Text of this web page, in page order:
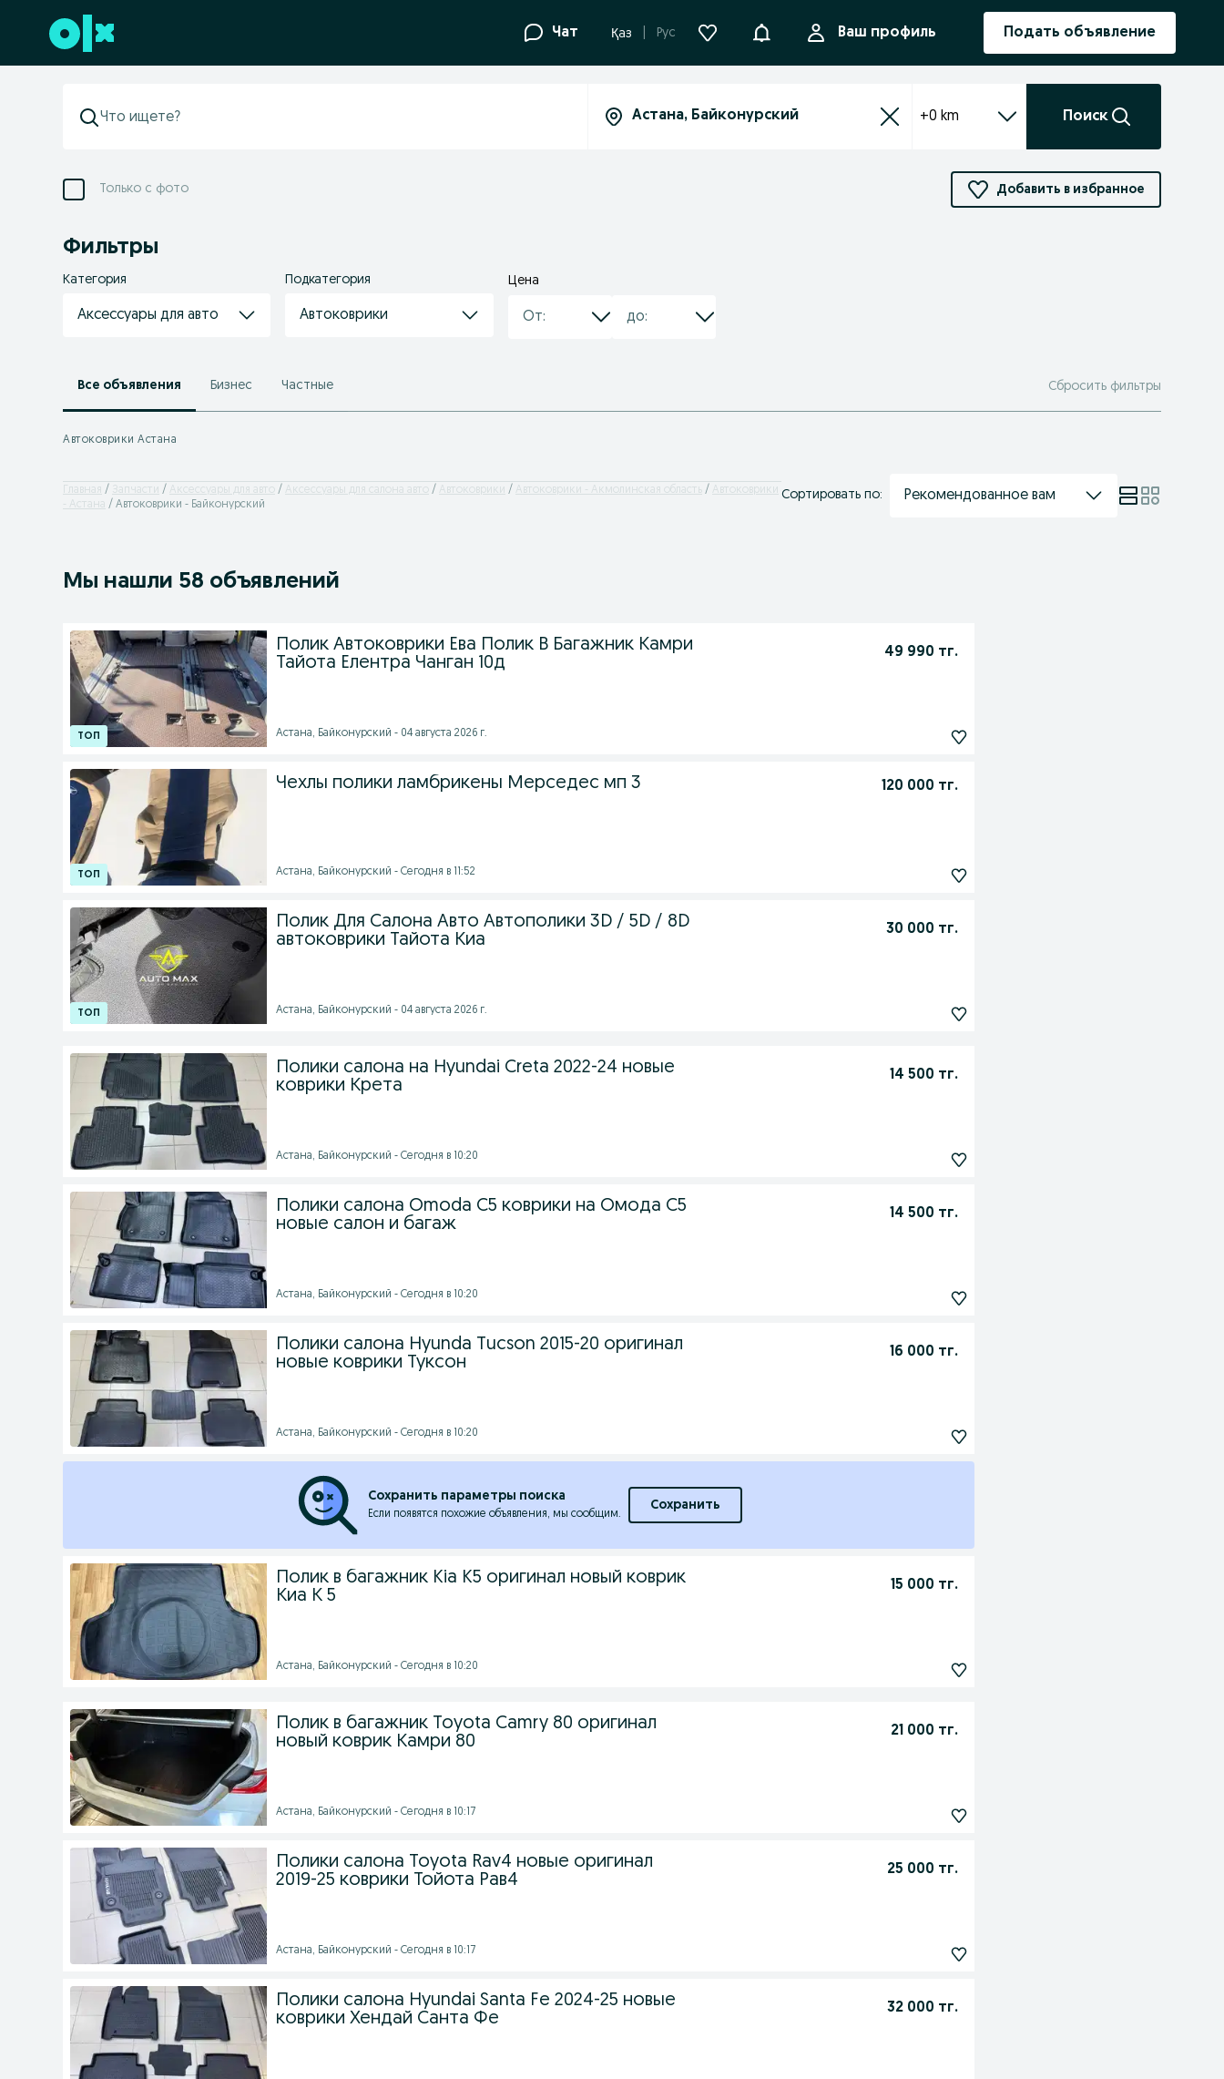
Перейти к нижнему колонтитулу Чат Қаз Рус УведомленияВаш профиль Подать объявление
+0 km Поиск
Только с фото Добавить в избранное
Фильтры
Категория
Аксессуары для авто
Подкатегория
Автоковрики
Цена
Все объявления Бизнес Частные Сбросить фильтры
Автоковрики Астана
Главная Запчасти Аксессуары для авто Аксессуары для салона авто Автоковрики Автоковрики - Акмолинская область
Автоковрики
- Астана
Автоковрики - Байконурский
Сортировать по: Рекомендованное вам
Мы нашли 58 объявлений
Полик Автоковрики Ева Полик В Багажник Камри
Тайота Елентра Чанган 10д
49 990 тг.
Астана, Байконурский - 04 августа 2026 г.
Чехлы полики ламбрикены Мерседес мп 3 120 000 тг.
Астана, Байконурский - Сегодня в 11:52
Полик Для Салона Авто Автополики 3D / 5D / 8D
автоковрики Тайота Киа
30 000 тг.
Астана, Байконурский - 04 августа 2026 г.
Полики салона на Hyundai Creta 2022-24 новые
коврики Крета
14 500 тг.
Астана, Байконурский - Сегодня в 10:20
Полики салона Omoda C5 коврики на Омода С5
новые салон и багаж
14 500 тг.
Астана, Байконурский - Сегодня в 10:20
Полики салона Hyunda Tucson 2015-20 оригинал
новые коврики Туксон
16 000 тг.
Астана, Байконурский - Сегодня в 10:20
Сохранить параметры поиска
Если появятся похожие объявления, мы сообщим.
Сохранить
Полик в багажник Kia K5 оригинал новый коврик
Киа К 5
15 000 тг.
Астана, Байконурский - Сегодня в 10:20
Полик в багажник Toyota Camry 80 оригинал
новый коврик Камри 80
21 000 тг.
Астана, Байконурский - Сегодня в 10:17
Полики салона Toyota Rav4 новые оригинал
2019-25 коврики Тойота Рав4
25 000 тг.
Астана, Байконурский - Сегодня в 10:17
Полики салона Hyundai Santa Fe 2024-25 новые
коврики Хендай Санта Фе
32 000 тг.